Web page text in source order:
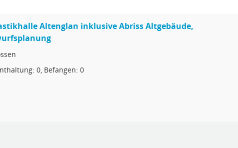
Altenglan inklusive Abriss Altgebäude,
0, Befangen: 0